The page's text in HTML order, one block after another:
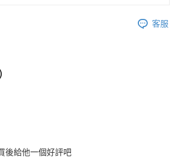
客服
後給他一個好評吧